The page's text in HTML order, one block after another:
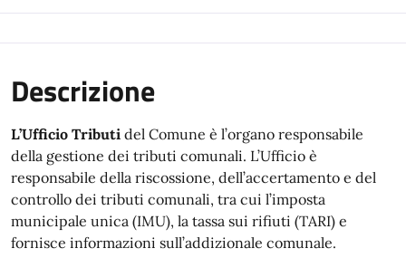
Descrizione
L’Ufficio Tributi del Comune è l’organo responsabile
della gestione dei tributi comunali. L’Ufficio è
responsabile della riscossione, dell’accertamento e del
controllo dei tributi comunali, tra cui l’imposta
municipale unica (IMU), la tassa sui rifiuti (TARI) e
fornisce informazioni sull’addizionale comunale.